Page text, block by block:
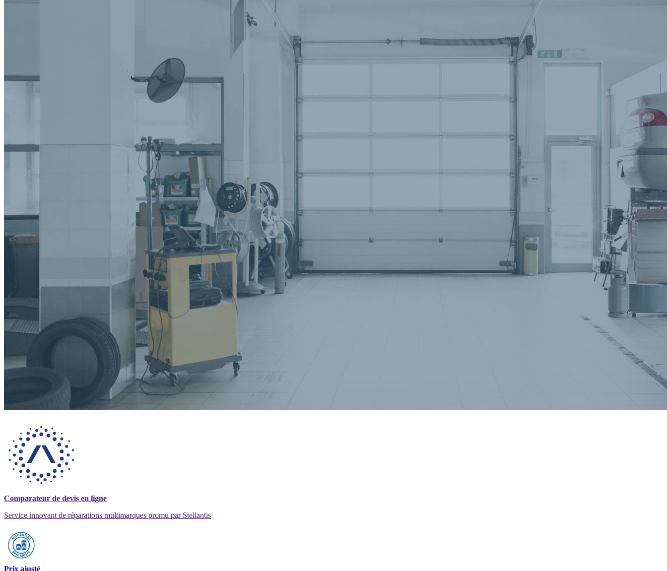
Comparateur de devis en ligne
Service innovant de réparations multimarques promu par Stellantis
Prix ajusté